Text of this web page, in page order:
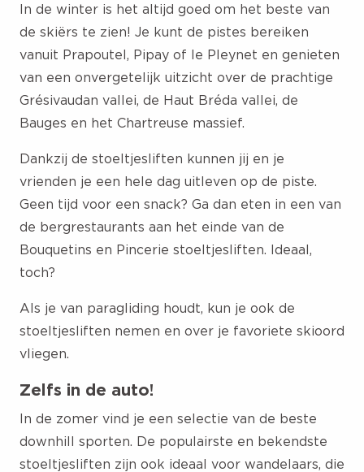
In de winter is het altijd goed om het beste van
de skiërs te zien! Je kunt de pistes bereiken
vanuit Prapoutel, Pipay of le Pleynet en genieten
van een onvergetelijk uitzicht over de prachtige
Grésivaudan vallei, de Haut Bréda vallei, de
Bauges en het Chartreuse massief.
Dankzij de stoeltjesliften kunnen jij en je
vrienden je een hele dag uitleven op de piste.
Geen tijd voor een snack? Ga dan eten in een van
de bergrestaurants aan het einde van de
Bouquetins en Pincerie stoeltjesliften. Ideaal,
toch?
Als je van paragliding houdt, kun je ook de
stoeltjesliften nemen en over je favoriete skioord
vliegen.
Zelfs in de auto!
In de zomer vind je een selectie van de beste
downhill sporten. De populairste en bekendste
stoeltjesliften zijn ook ideaal voor wandelaars, die